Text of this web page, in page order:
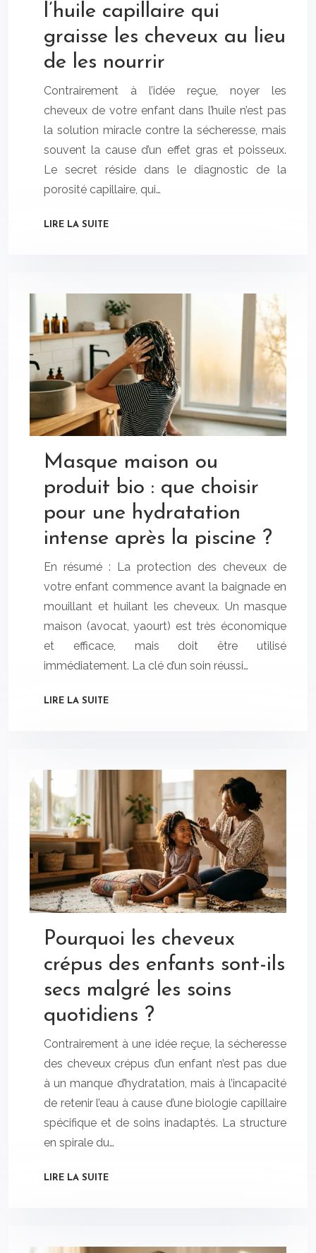
l’huile capillaire qui
graisse les cheveux au lieu
de les nourrir
Contrairement à l’idée reçue, noyer les
cheveux de votre enfant dans l’huile n’est pas
la solution miracle contre la sécheresse, mais
souvent la cause d’un effet gras et poisseux.
Le secret réside dans le diagnostic de la
porosité capillaire, qui…
LIRE LA SUITE
Masque maison ou
produit bio : que choisir
pour une hydratation
intense après la piscine ?
En résumé : La protection des cheveux de
votre enfant commence avant la baignade en
mouillant et huilant les cheveux. Un masque
maison (avocat, yaourt) est très économique
et efficace, mais doit être utilisé
immédiatement. La clé d’un soin réussi…
LIRE LA SUITE
Pourquoi les cheveux
crépus des enfants sont-ils
secs malgré les soins
quotidiens ?
Contrairement à une idée reçue, la sécheresse
des cheveux crépus d’un enfant n’est pas due
à un manque d’hydratation, mais à l’incapacité
de retenir l’eau à cause d’une biologie capillaire
spécifique et de soins inadaptés. La structure
en spirale du…
LIRE LA SUITE